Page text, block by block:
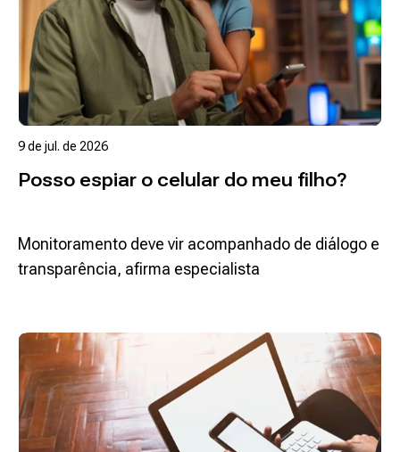
9 de jul. de 2026
Posso espiar o celular do meu filho?
Monitoramento deve vir acompanhado de diálogo e
transparência, afirma especialista